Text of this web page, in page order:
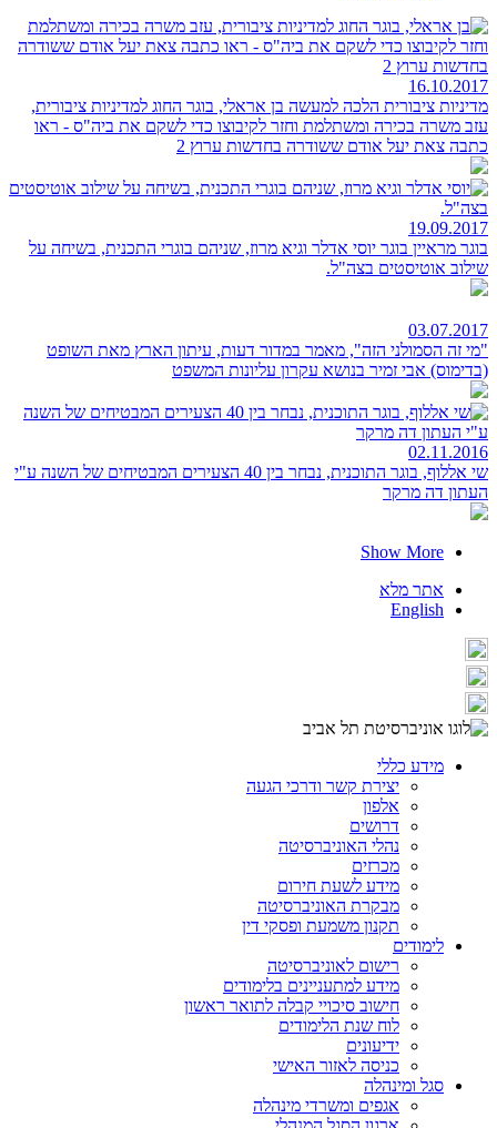
16.10.2017
מדיניות ציבורית הלכה למעשה בן אראלי, בוגר החוג למדיניות ציבורית,
עזב משרה בכירה ומשתלמת וחזר לקיבוצו כדי לשקם את ביה"ס - ראו
כתבה צאת יעל אודם ששודרה בחדשות ערוץ 2
19.09.2017
בוגר מראיין בוגר יוסי אדלר וגיא מרוז, שניהם בוגרי התכנית, בשיחה על
שילוב אוטיסטים בצה"ל.
03.07.2017
"מי זה הסמולני הזה", מאמר במדור דעות, עיתון הארץ מאת השופט
(בדימוס) אבי זמיר בנושא עקרון עליונות המשפט
02.11.2016
שי אללוף, בוגר התוכנית, נבחר בין 40 הצעירים המבטיחים של השנה
ע"י
העתון דה מרקר
Show More
אתר מלא
English
מידע כללי
יצירת קשר ודרכי הגעה
אלפון
דרושים
נהלי האוניברסיטה
מכרזים
מידע לשעת חירום
מבקרת האוניברסיטה
תקנון משמעת ופסקי דין
לימודים
רישום לאוניברסיטה
מידע למתעניינים בלימודים
חישוב סיכויי קבלה לתואר ראשון
לוח שנת הלימודים
ידיעונים
כניסה לאזור האישי
סגל ומינהלה
אגפים ומשרדי מינהלה